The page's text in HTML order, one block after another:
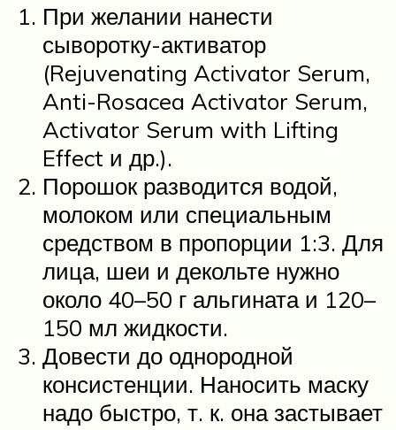
При желании нанести
сыворотку-активатор
(Rejuvenating Activator Serum,
Anti-Rosacea Activator Serum,
Activator Serum with Lifting
Effect и др.).
Порошок разводится водой,
молоком или специальным
средством в пропорции 1:3. Для
лица, шеи и декольте нужно
около 40–50 г альгината и 120–
150 мл жидкости.
Довести до однородной
консистенции. Наносить маску
надо быстро, т. к. она застывает